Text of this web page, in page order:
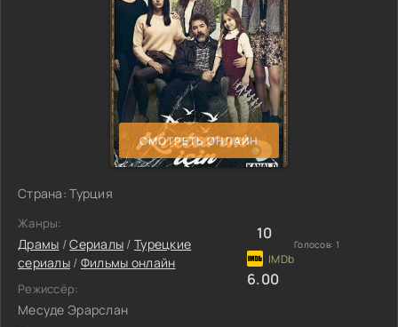
СМОТРЕТЬ ОНЛАЙН
Страна: Турция
Жанры:
Драмы /Сериалы /Турецкие
сериалы/ Фильмы онлайн
Режиссёр:
Месуде Эрарслан
10
Голосов: 1
6.00